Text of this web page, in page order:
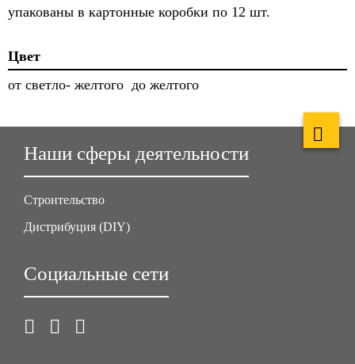
упакованы в картонные коробки по 12 шт.
Цвет
от светло- желтого до желтого
Наши сферы деятельности
Строительство
Дистрибуция (DIY)
Социальные сети